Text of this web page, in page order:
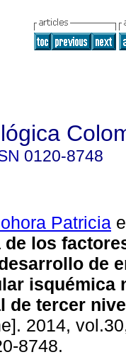
0120-8748
Patricia
de los
de
isquémica
de tercer
2014,
8748.